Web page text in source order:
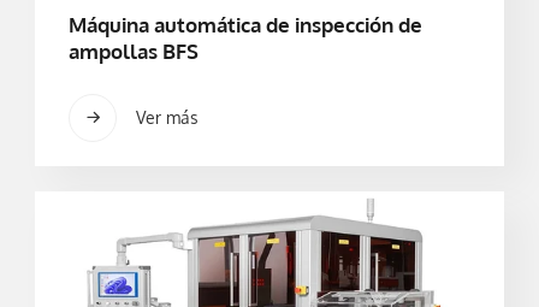
Máquina automática de inspección de
ampollas BFS
Ver más